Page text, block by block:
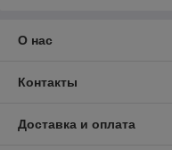
О нас
Контакты
Доставка и оплата